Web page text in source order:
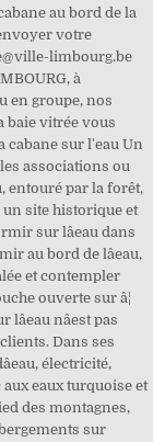
au bord de la
votre
limbourg.be
à
en groupe, nos
baie vitrée vous
cabane sur l'eau Un
associations ou
entouré par la forêt,
site historique et
sur lâeau dans
au bord de lâeau,
et contempler
ouverte sur â¦
nâest pas
Dans ses
électricité,
aux eaux turquoise et
des montagnes,
sur